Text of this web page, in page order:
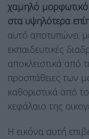
χαμηλό μορφωτικό
στα υψηλότερα
αυτό αποτυπώνει
εκπαιδευτικές
αποκλειστικά από
προσπάθειες των
καθοριστικά από
κεφάλαιο της
Η εικόνα αυτή